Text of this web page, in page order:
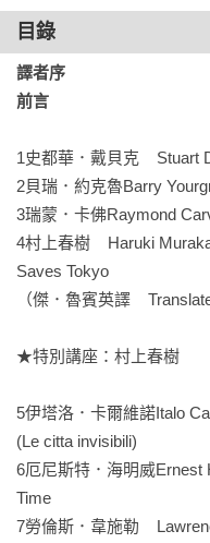
——村上春樹
「三十歲我寫了《聽風的
於從此可以放心翻譯了。」
最嚴謹、最自由，東大最
【本書特色】
◎收錄村上春樹不設限（
村上春樹為何鮮少和日本
什麼？」、「是怎麼重新
◎含九位當代小說家風格
識小說與創作。
◎可精深英語文法單字、文
目錄
譯者序
前言
1史都華．戴貝克
2貝瑞．約克魯Barry
3瑞蒙．卡佛Raymond
4村上春樹    Haruki
Saves Tokyo
（傑．魯賓英譯
★特別講座：村上春樹
5伊塔洛．卡爾維諾Italo
(Le citta invisibili)
6厄尼斯特．海明威
Time
7勞倫斯．韋施勒